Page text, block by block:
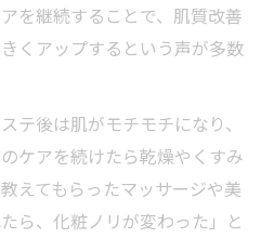
を継続することで、肌質改善
くアップするという声が多数
テ後は肌がモチモチになり、
ケアを続けたら乾燥やくすみ
えてもらったマッサージや美
ら、化粧ノリが変わった」と